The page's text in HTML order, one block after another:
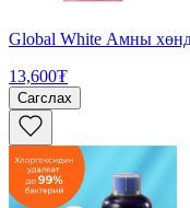
Global White Амны
13,600₮
Сагслах